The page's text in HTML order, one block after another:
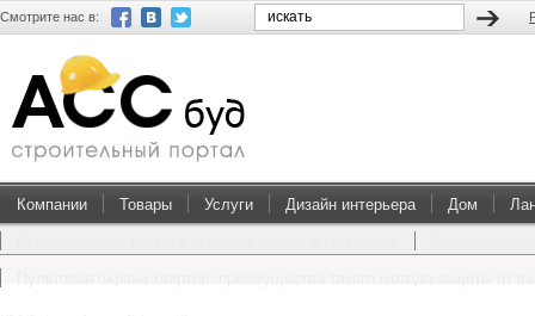
Смотрите нас в:
Компании Товары Услуги Дизайн интерьера Дом